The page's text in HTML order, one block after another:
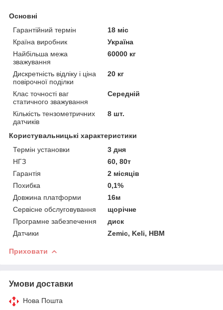
Основні
Гарантійний термін
18 міс
Країна виробник
Україна
Найбільша межа
зважування
60000 кг
Дискретність відліку і ціна
повірочної поділки
20 кг
Клас точності ваг
статичного зважування
Середній
Кількість тензометричних
датчиків
8 шт.
Користувальницькі характеристики
Термін установки
3 дня
НГЗ
60, 80т
Гарантія
2 місяців
Похибка
0,1%
Довжина платформи
16м
Сервісне обслуговування
щорічне
Програмне забезпечення
диск
Датчики
Zemic, Keli, HBM
Приховати
Умови доставки
Нова Пошта